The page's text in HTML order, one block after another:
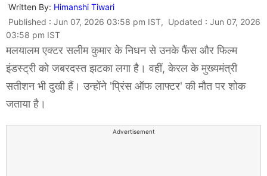
Written By: Himanshi Tiwari
Published : Jun 07, 2026 03:58 pm IST, Updated : Jun 07, 2026
03:58 pm IST
मलयालम एक्टर सलीम कुमार के निधन से उनके फैंस और फिल्म
इंडस्ट्री को जबरदस्त झटका लगा है। वहीं, केरल के मुख्यमंत्री
सतीशन भी दुखी हैं। उन्होंने 'प्रिंस ऑफ लाफ्टर' की मौत पर शोक
जताया है।
Advertisement